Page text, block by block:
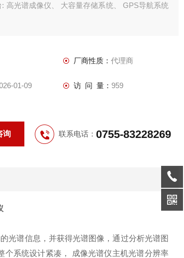
: 高光谱成像仪、 大容量存储系统、 GPS导航系统
厂商性质： 代理商
01-09 访 问 量： 959
询 联系电话： 0755-83228269
谱信息，并获得光谱图像，通过分析光谱图
系统设计紧凑， 成像光谱仪主机光谱分辨率